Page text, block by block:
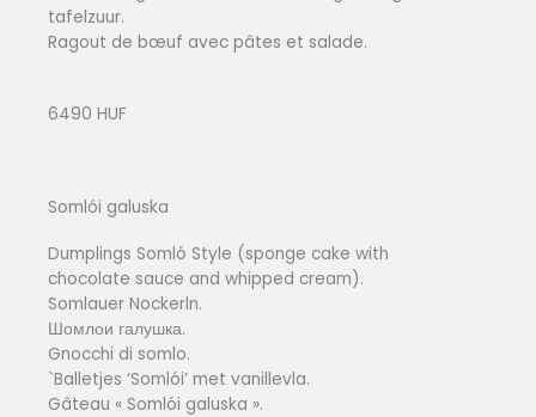
tafelzuur.
Ragout de bœuf avec pâtes et salade.
6490 HUF
Somlói galuska
Dumplings Somló Style (sponge cake with
chocolate sauce and whipped cream).
Somlauer Nockerln.
Шомлои галушка.
Gnocchi di somlo.
`Balletjes ‘Somlói’ met vanillevla.
Gâteau « Somlói galuska ».